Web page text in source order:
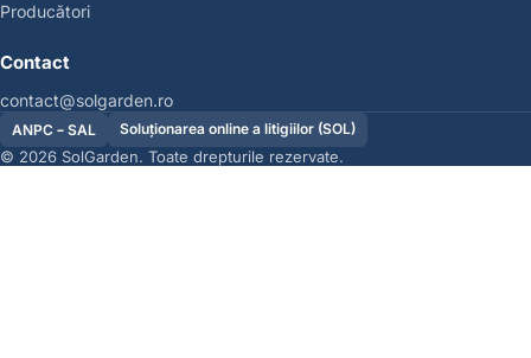
Producători
Contact
contact@solgarden.ro
ANPC – SAL Soluționarea online a litigiilor (SOL)
© 2026 SolGarden. Toate drepturile rezervate.